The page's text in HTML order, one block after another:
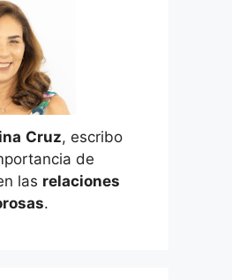
Cruz, escribo
de
las relaciones
.